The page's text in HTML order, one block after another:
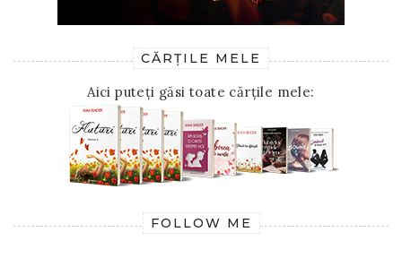
CĂRȚILE MELE
Aici puteți găsi toate cărțile mele:
FOLLOW ME